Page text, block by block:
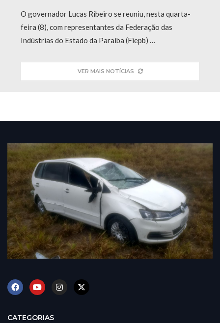
O governador Lucas Ribeiro se reuniu, nesta quarta-
feira (8), com representantes da Federação das
Indústrias do Estado da Paraíba (Fiepb) …
VER MAIS NOTÍCIAS
CATEGORIAS